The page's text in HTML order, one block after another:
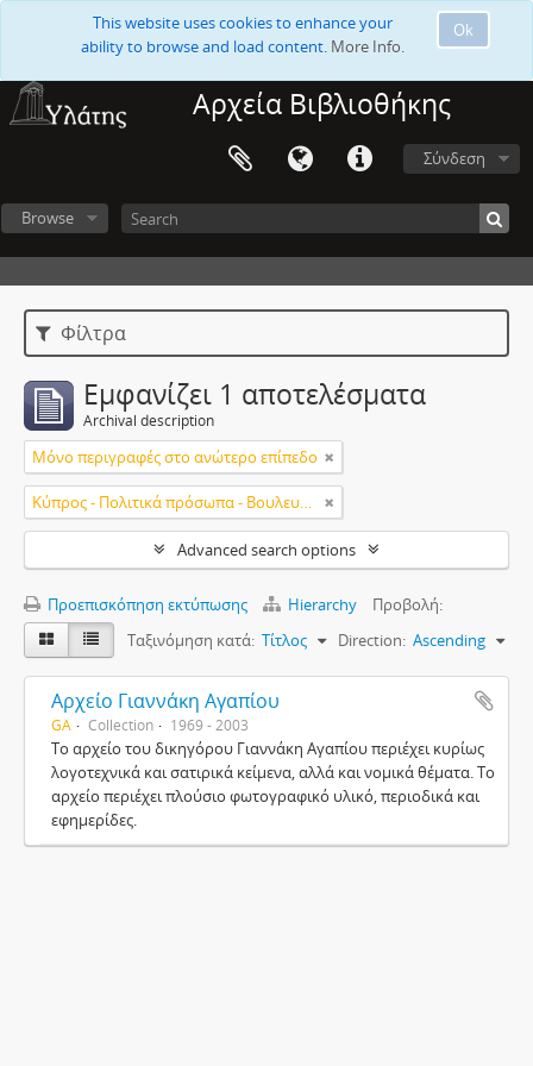
Ok
This website uses cookies to enhance your
ability to browse and load content. More Info.
Αρχεία Βιβλιοθήκης
Σύνδεση
Browse
Φίλτρα
Εμφανίζει 1 αποτελέσματα
Archival description
Μόνο περιγραφές στο ανώτερο επίπεδο
Κύπρος - Πολιτικά πρόσωπα - Βουλευτές
Advanced search options
Προεπισκόπηση εκτύπωσης Hierarchy
Προβολή:
Ταξινόμηση κατά: Τίτλος Direction: Ascending
Αρχείο Γιαννάκη Αγαπίου
GA Collection 1969 - 2003
Το αρχείο του δικηγόρου Γιαννάκη Αγαπίου περιέχει κυρίως
λογοτεχνικά και σατιρικά κείμενα, αλλά και νομικά θέματα. Το
αρχείο περιέχει πλούσιο φωτογραφικό υλικό, περιοδικά και
εφημερίδες.